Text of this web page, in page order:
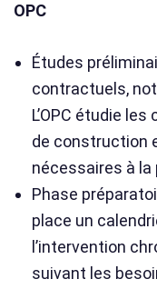
OPC
Études
contractuels,
L’OPC étudie
de construction
nécessaires à la
Phase
place un
l’intervention
suivant les